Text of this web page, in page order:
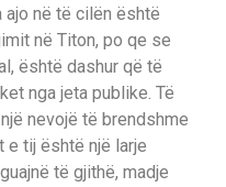
në të cilën është
në Titon, po qe se
është dashur që të
nga jeta publike. Të
nevojë të brendshme
e tij është një larje
të gjithë, madje